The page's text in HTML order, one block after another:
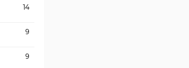
14
9
9